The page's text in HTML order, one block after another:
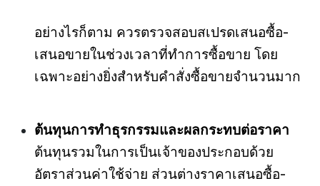
อย่างไรก็ตาม ควรตรวจสอบสเปรดเสนอซื้อ-
เสนอขายในช่วงเวลาที่ทำการซื้อขาย โดย
เฉพาะอย่างยิ่งสำหรับคำสั่งซื้อขายจำนวนมาก
ต้นทุนการทำธุรกรรมและผลกระทบต่อราคา
ต้นทุนรวมในการเป็นเจ้าของประกอบด้วย
อัตราส่วนค่าใช้จ่าย ส่วนต่างราคาเสนอซื้อ-